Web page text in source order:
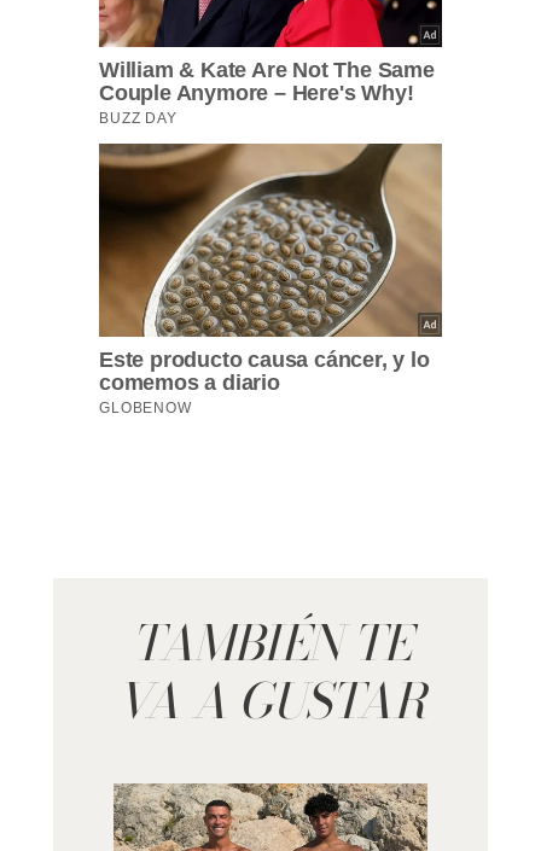
TAMBIÉN TE
VA A GUSTAR